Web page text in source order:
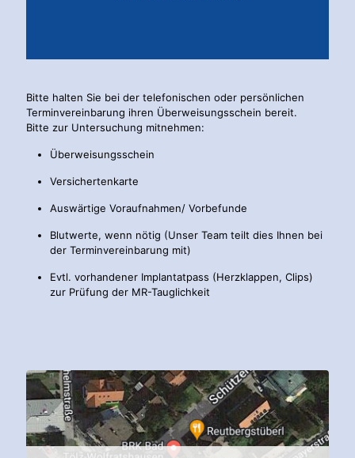
Bitte halten Sie bei der telefonischen oder persönlichen
Terminvereinbarung ihren Überweisungsschein bereit.
Bitte zur Untersuchung mitnehmen:
Überweisungsschein
Versichertenkarte
Auswärtige Voraufnahmen/ Vorbefunde
Blutwerte, wenn nötig (Unser Team teilt dies Ihnen bei
der Terminvereinbarung mit)
Evtl. vorhandener Implantatpass (Herzklappen, Clips)
zur Prüfung der MR-Tauglichkeit